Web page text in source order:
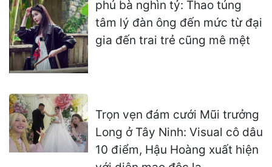
phú bà nghìn tỷ: Thao túng
tâm lý đàn ông đến mức từ đại
gia đến trai trẻ cũng mê mệt
Trọn vẹn đám cưới Mũi trưởng
Long ở Tây Ninh: Visual cô dâu
10 điểm, Hậu Hoàng xuất hiện